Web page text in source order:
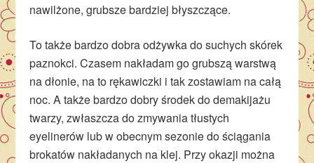
nawilżone, grubsze bardziej błyszczące.
To także bardzo dobra odżywka do suchych skórek
paznokci. Czasem nakładam go grubszą warstwą
na dłonie, na to rękawiczki i tak zostawiam na całą
noc. A także bardzo dobry środek do demakijażu
twarzy, zwłaszcza do zmywania tłustych
eyelinerów lub w obecnym sezonie do ściągania
brokatów nakładanych na klej. Przy okazji można